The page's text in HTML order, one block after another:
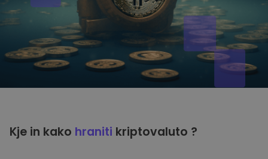
Kje in kako hraniti kriptovaluto ?